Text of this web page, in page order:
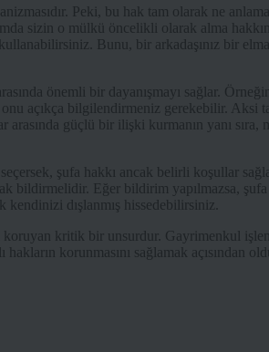
Peki, bu hak tam olarak ne
sizin o mülkü öncelikli olarak alma
Bunu, bir arkadaşınız bir elma
önemli bir dayanışmayı sağlar.
açıkça bilgilendirmeniz gerekebilir. Aksi
güçlü bir ilişki kurmanın yanı sıra,
şufa hakkı ancak belirli koşullar
bildirmelidir. Eğer bildirim yapılmazsa, şufa
dışlanmış hissedebilirsiniz.
koruyan kritik bir unsurdur. Gayrimenkul
korunmasını sağlamak açısından